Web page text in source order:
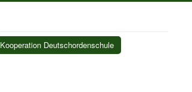
Kooperation Deutschordenschule